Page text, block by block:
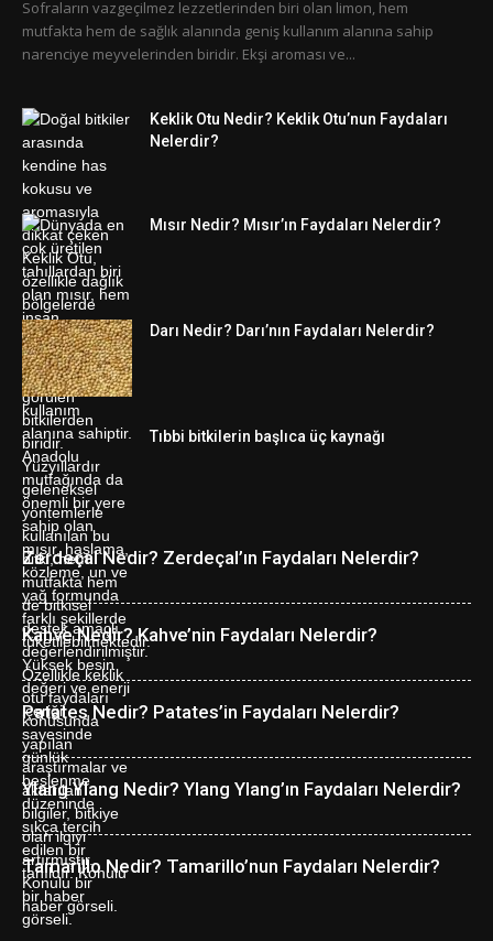
Sofraların vazgeçilmez lezzetlerinden biri olan limon, hem
mutfakta hem de sağlık alanında geniş kullanım alanına sahip
narenciye meyvelerinden biridir. Ekşi aroması ve...
Keklik Otu Nedir? Keklik Otu’nun Faydaları
Nelerdir?
Mısır Nedir? Mısır’ın Faydaları Nelerdir?
Darı Nedir? Darı’nın Faydaları Nelerdir?
Tıbbi bitkilerin başlıca üç kaynağı
Zerdeçal Nedir? Zerdeçal’ın Faydaları Nelerdir?
Kahve Nedir? Kahve’nin Faydaları Nelerdir?
Patates Nedir? Patates’in Faydaları Nelerdir?
Ylang Ylang Nedir? Ylang Ylang’ın Faydaları Nelerdir?
Tamarillo Nedir? Tamarillo’nun Faydaları Nelerdir?